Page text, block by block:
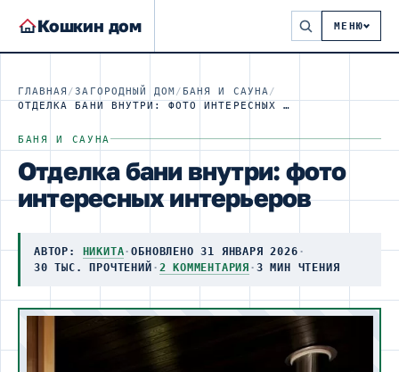
Кошкин дом МЕНЮ
ГЛАВНАЯ /ЗАГОРОДНЫЙ ДОМ / БАНЯ И САУНА /
ОТДЕЛКА БАНИ ВНУТРИ: ФОТО ИНТЕРЕСНЫХ ИНТЕРЬЕРОВ
БАНЯ И САУНА
Отделка бани внутри: фото
интересных интерьеров
АВТОР: НИКИТА·ОБНОВЛЕНО 31 ЯНВАРЯ 2026 ·
30 ТЫС. ПРОЧТЕНИЙ · 2 КОММЕНТАРИЯ · 3 МИН ЧТЕНИЯ